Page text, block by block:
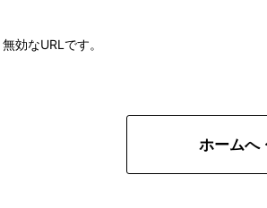
無効なURLです。
ホームへ